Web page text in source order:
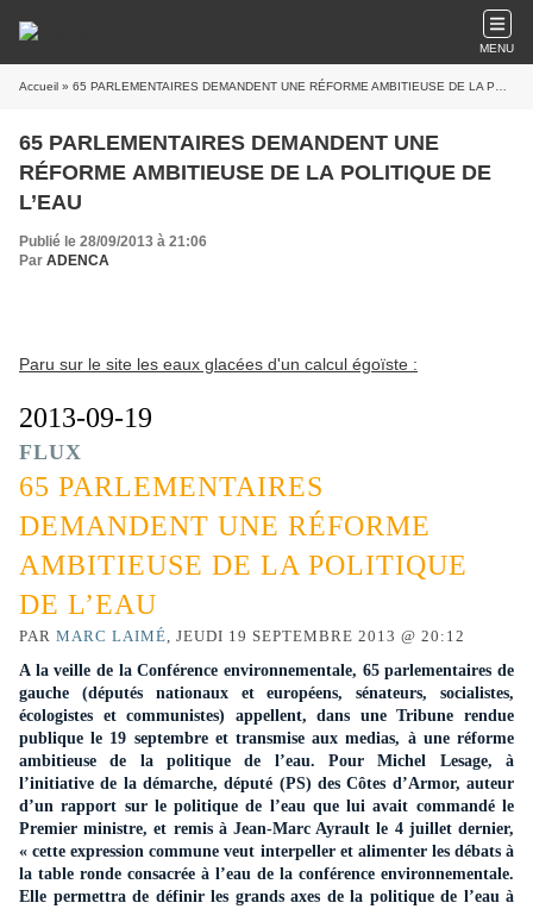
MENU
Accueil » 65 PARLEMENTAIRES DEMANDENT UNE RÉFORME AMBITIEUSE DE LA POLITIQUE DE L’EAU
65 PARLEMENTAIRES DEMANDENT UNE
RÉFORME AMBITIEUSE DE LA POLITIQUE DE
L’EAU
Publié le 28/09/2013 à 21:06
Par ADENCA
Paru sur le site les eaux glacées d'un calcul égoïste :
2013-09-19
FLUX
65 PARLEMENTAIRES
DEMANDENT UNE RÉFORME
AMBITIEUSE DE LA POLITIQUE
DE L’EAU
PAR MARC LAIMÉ, JEUDI 19 SEPTEMBRE 2013 @ 20:12
A la veille de la Conférence environnementale, 65 parlementaires de
gauche (députés nationaux et européens, sénateurs, socialistes,
écologistes et communistes) appellent, dans une Tribune
rendue
publique le 19 septembre et transmise aux medias, à une réforme
ambitieuse de la politique de l’eau. Pour Michel Lesage, à
l’initiative de la démarche, député (PS) des Côtes d’Armor, auteur
d’un rapport sur le politique de l’eau que lui avait commandé le
Premier ministre, et remis à Jean-Marc Ayrault le 4 juillet dernier,
« cette expression commune veut interpeller et alimenter les débats à
la table ronde consacrée à l’eau de la conférence environnementale.
Elle permettra de définir les grands axes de la politique de l’eau à